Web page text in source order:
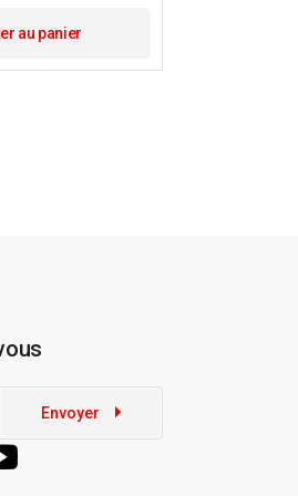
au panier
Envoyer